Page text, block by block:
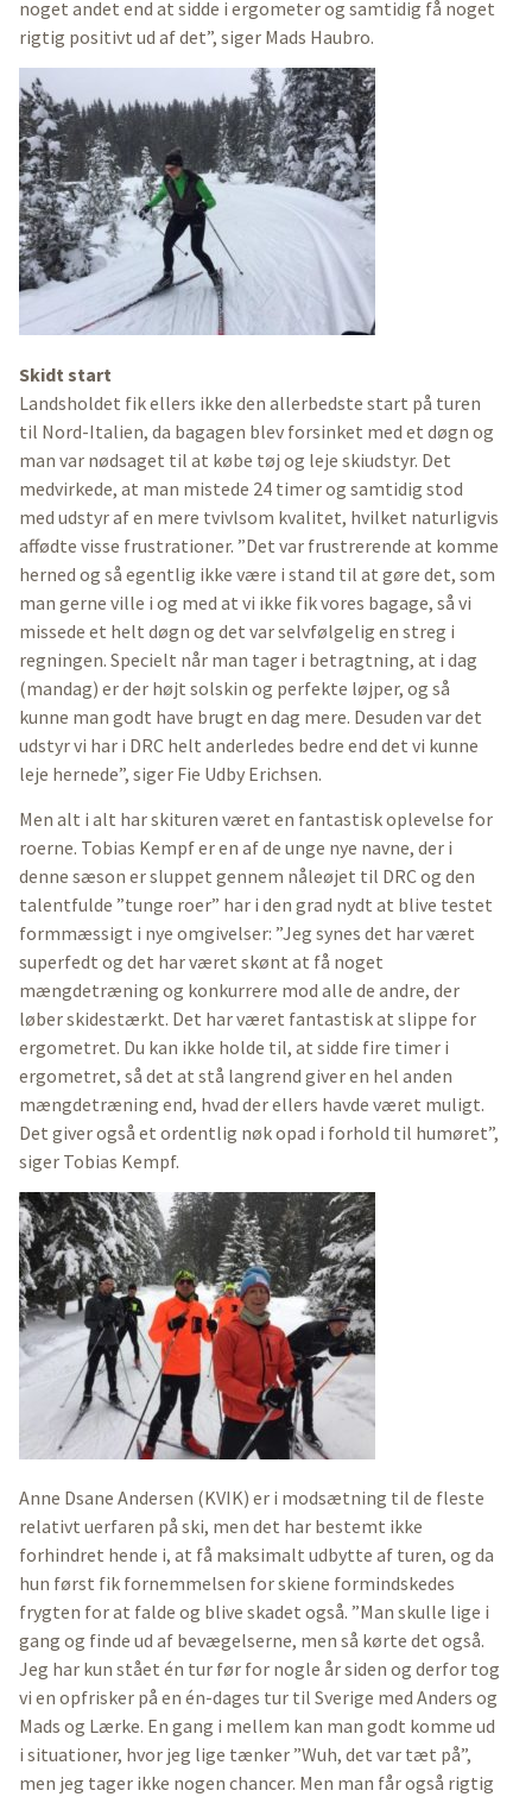
noget andet end at sidde i ergometer og samtidig få noget
rigtig positivt ud af det”, siger Mads Haubro.
Skidt start
Landsholdet fik ellers ikke den allerbedste start på turen
til Nord-Italien, da bagagen blev forsinket med et døgn og
man var nødsaget til at købe tøj og leje skiudstyr. Det
medvirkede, at man mistede 24 timer og samtidig stod
med udstyr af en mere tvivlsom kvalitet, hvilket naturligvis
affødte visse frustrationer. ”Det var frustrerende at komme
herned og så egentlig ikke være i stand til at gøre det, som
man gerne ville i og med at vi ikke fik vores bagage, så vi
missede et helt døgn og det var selvfølgelig en streg i
regningen. Specielt når man tager i betragtning, at i dag
(mandag) er der højt solskin og perfekte løjper, og så
kunne man godt have brugt en dag mere. Desuden var det
udstyr vi har i DRC helt anderledes bedre end det vi kunne
leje hernede”, siger Fie Udby Erichsen.
Men alt i alt har skituren været en fantastisk oplevelse for
roerne. Tobias Kempf er en af de unge nye navne, der i
denne sæson er sluppet gennem nåleøjet til DRC og den
talentfulde ”tunge roer” har i den grad nydt at blive testet
formmæssigt i nye omgivelser: ”Jeg synes det har været
superfedt og det har været skønt at få noget
mængdetræning og konkurrere mod alle de andre, der
løber skidestærkt. Det har været fantastisk at slippe for
ergometret. Du kan ikke holde til, at sidde fire timer i
ergometret, så det at stå langrend giver en hel anden
mængdetræning end, hvad der ellers havde været muligt.
Det giver også et ordentlig nøk opad i forhold til humøret”,
siger Tobias Kempf.
Anne Dsane Andersen (KVIK) er i modsætning til de fleste
relativt uerfaren på ski, men det har bestemt ikke
forhindret hende i, at få maksimalt udbytte af turen, og da
hun først fik fornemmelsen for skiene formindskedes
frygten for at falde og blive skadet også. ”Man skulle lige i
gang og finde ud af bevægelserne, men så kørte det også.
Jeg har kun stået én tur før for nogle år siden og derfor tog
vi en opfrisker på en én-dages tur til Sverige med Anders og
Mads og Lærke. En gang i mellem kan man godt komme ud
i situationer, hvor jeg lige tænker ”Wuh, det var tæt på”,
men jeg tager ikke nogen chancer. Men man får også rigtig